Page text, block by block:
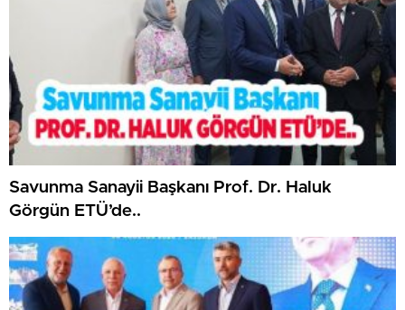
Savunma Sanayii Başkanı Prof. Dr. Haluk
Görgün ETÜ’de..